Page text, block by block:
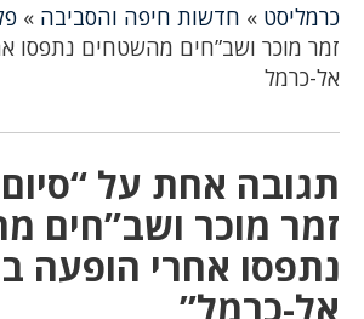
כרמליסט » חדשות חיפה והסביבה »
זמר מוכר ושב”חים מהשטחים נתפסו
אל-כרמל
תגובה אחת על
זמר מוכר ושב”חים
נתפסו אחרי הופעה
אל-כרמל”